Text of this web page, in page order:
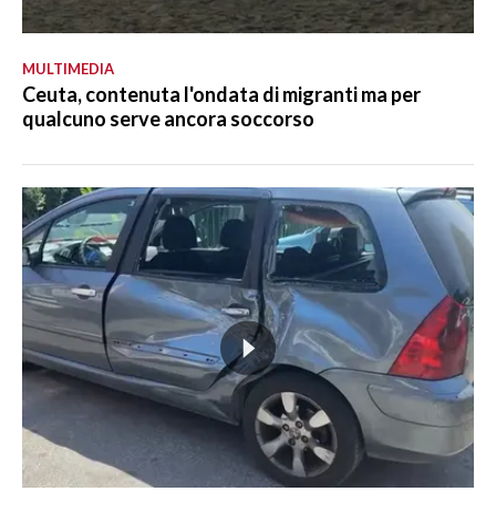
MULTIMEDIA
Ceuta, contenuta l'ondata di migranti ma per
qualcuno serve ancora soccorso